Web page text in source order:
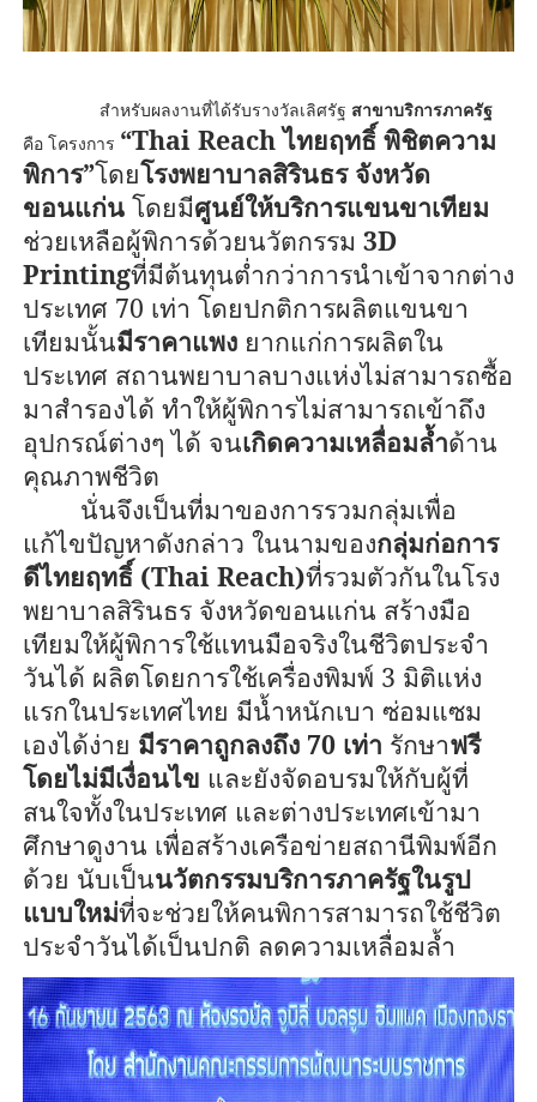
สำหรับผลงานที่ได้รับรางวัลเลิศรัฐ สาขาบริการภาครัฐ
คือ โครงการ “Thai Reachไทยฤทธิ์ พิชิตความ
พิการ”โดยโรงพยาบาลสิรินธร จังหวัด
ขอนแก่นโดยมีศูนย์ให้บริการแขนขาเทียม
ช่วยเหลือผู้พิการด้วยนวัตกรรม 3D
Printingที่มีต้นทุนต่ำกว่าการนำเข้าจากต่าง
ประเทศ 70 เท่า โดยปกติการผลิตแขนขา
เทียมนั้นมีราคาแพงยากแก่การผลิตใน
ประเทศ สถานพยาบาลบางแห่งไม่สามารถซื้อ
มาสำรองได้ ทำให้ผู้พิการไม่สามารถเข้าถึง
อุปกรณ์ต่างๆ ได้ จนเกิดความเหลื่อมล้ำด้าน
คุณภาพชีวิต
นั่นจึงเป็นที่มาของการรวมกลุ่มเพื่อ
แก้ไขปัญหาดังกล่าว ในนามของกลุ่มก่อการ
ดีไทยฤทธิ์ (Thai Reach)ที่รวมตัวกันในโรง
พยาบาลสิรินธร จังหวัดขอนแก่น สร้างมือ
เทียมให้ผู้พิการใช้แทนมือจริงในชีวิตประจำ
วันได้ ผลิตโดยการใช้เครื่องพิมพ์ 3 มิติแห่ง
แรกในประเทศไทย มีน้ำหนักเบา ซ่อมแซม
เองได้ง่าย มีราคาถูกลงถึง 70เท่า รักษาฟรี
โดยไม่มีเงื่อนไข และยังจัดอบรมให้กับผู้ที่
สนใจทั้งในประเทศ และต่างประเทศเข้ามา
ศึกษาดูงาน เพื่อสร้างเครือข่ายสถานีพิมพ์อีก
ด้วย นับเป็นนวัตกรรมบริการภาครัฐในรูป
แบบใหม่ที่จะช่วยให้คนพิการสามารถใช้ชีวิต
ประจำวันได้เป็นปกติ ลดความเหลื่อมล้ำ